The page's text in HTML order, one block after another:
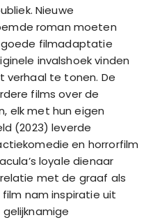
Nieuwe
roman moeten
filmadaptatie
invalshoek vinden
verhaal te tonen. De
films over de
elk met hun eigen
(2023) leverde
en horrorfilm
loyale dienaar
met de graaf als
nam inspiratie uit